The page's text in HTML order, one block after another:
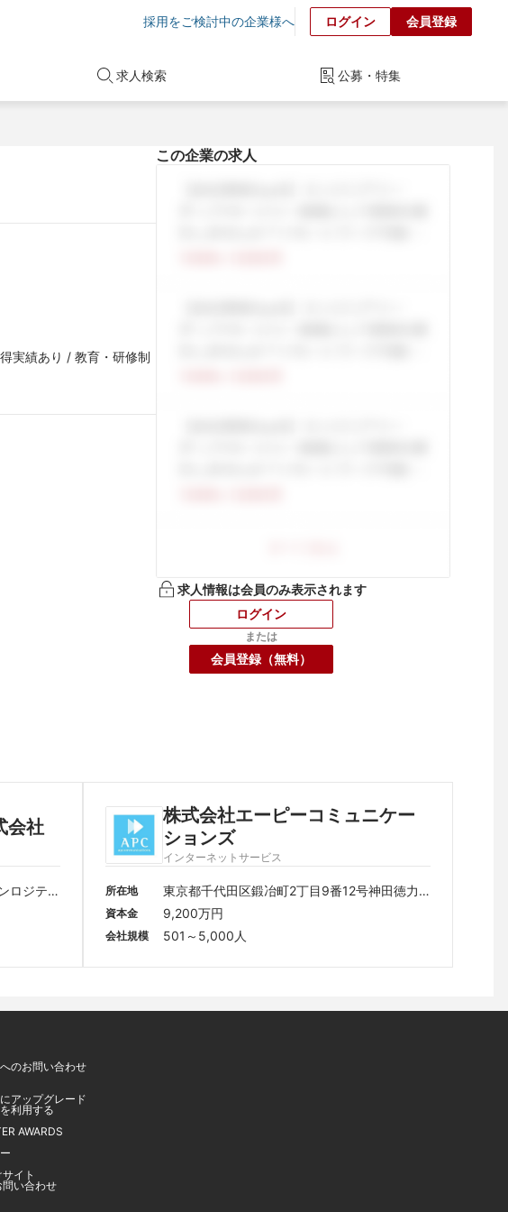
採用をご検討中の企業様へ ログイン 会員登録
求人検索 公募・特集
実績あり / 教育・研修制
この企業の求人
求人情報は会員のみ表示されます
ログイン
または
会員登録（無料）
会社
ロジテ
株式会社エーピーコミュニケー
ションズ
インターネットサービス
所在地
東京都千代田区鍛冶町2丁目9番12号神田徳力
ビル 3階
資本金 9,200万円
会社規模 501～5,000人
のお問い合わせ
アップグレード
利用する
AWARDS
イト
い合わせ